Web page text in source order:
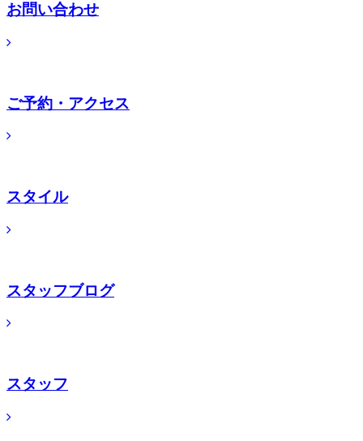
お問い合わせ
ご予約・アクセス
スタイル
スタッフブログ
スタッフ